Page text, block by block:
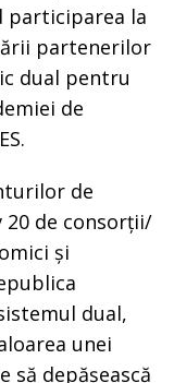
participarea la
partenerilor
dual pentru
de
de
de consorții/
și
dual,
unei
depășească